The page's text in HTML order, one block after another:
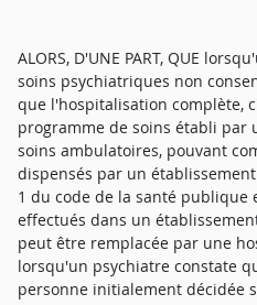
ALORS, D'UNE PART, QUE
soins psychiatriques non
que l'hospitalisation complète,
programme de soins établi par
soins ambulatoires, pouvant
dispensés par un
1 du code de la santé publique
effectués dans un
peut être remplacée par une
lorsqu'un psychiatre constate
personne initialement décidée